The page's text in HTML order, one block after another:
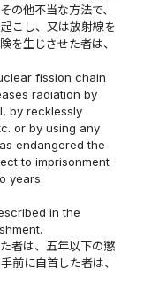
の他不当な方法で、
こし、又は放射線を
を生じさせた者は、
fission chain
radiation by
by recklessly
or by using any
endangered the
to imprisonment
years.
in the
者は、五年以下の懲
前に自首した者は、